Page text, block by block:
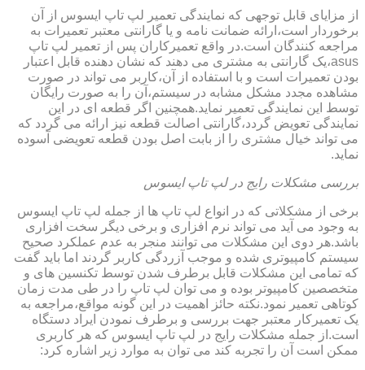
از مزایای قابل توجهی که نمایندگی تعمیر لپ تاپ ایسوس از آن
برخوردار است،ارائه ضمانت نامه و یا گارانتی معتبر تعمیرات به
مراجعه کنندگان است.در واقع تعمیرکاران پس از تعمیر لپ تاپ
asus،یک گارانتی به مشتری می دهند که نشان دهنده قابل اعتبار
بودن تعمیرات است و با استفاده از آن،کاربر می تواند در صورت
مشاهده مجدد مشکل مشابه در سیستم،آن را به صورت رایگان
توسط این نمایندگی تعمیر نماید.همچنین اگر قطعه ای در این
نمایندگی تعویض گردد،گارانتی اصالت قطعه نیز ارائه می گردد که
می تواند خیال مشتری را از بابت اصل بودن قطعه تعویضی آسوده
نماید.
بررسی مشکلات رایج در لپ تاپ ایسوس
برخی از مشکلاتی که در انواع لپ تاپ ها از جمله لپ تاپ ایسوس
به وجود می آید می تواند نرم افزاری و برخی دیگر سخت افزاری
باشد.هر دوی این مشکلات می توانند منجر به عدم عملکرد صحیح
سیستم کامپیوتری شده و موجب آزردگی کاربر گردند اما باید گفت
که تمامی این مشکلات قابل برطرف شدن توسط تکنسین های و
متخصصین کامپیوتر بوده و می توان لپ تاپ را در طی مدت زمان
کوتاهی تعمیر نمود.نکته حائز اهمیت در این گونه مواقع،مراجعه به
یک تعمیرکار معتبر جهت بررسی و برطرف نمودن ایراد دستگاه
است.از جمله مشکلات رایج در لپ تاپ ایسوس که هر کاربری
ممکن است آن را تجربه کند می توان به موارد زیر اشاره کرد: